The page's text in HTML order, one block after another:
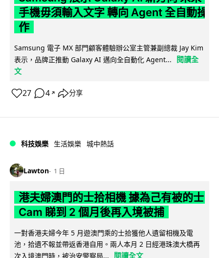
手機毋須輸入文字 轉向 Agent 全自動操
作
Samsung 電子 MX 部門顧客體驗辦公室主管兼副總裁 Jay Kim
表示，品牌正推動 Galaxy AI 邁向全自動化 Agent...
閱讀全
文
27 4 ↗ 分享
科技娛樂 生活娛樂 城中熱話
Lawton 1 日
港夫婦澳門的士拾相機 據為己有被的士
Cam 睇到 2 個月後再入境被捕
一對香港夫婦今年 5 月遊澳門乘的士拾獲他人遺留相機及電
池，拾遺不報並帶返香港自用。兩人本月 2 日經港珠澳大橋再
次入境澳門時，被治安警察局...
閱讀全文